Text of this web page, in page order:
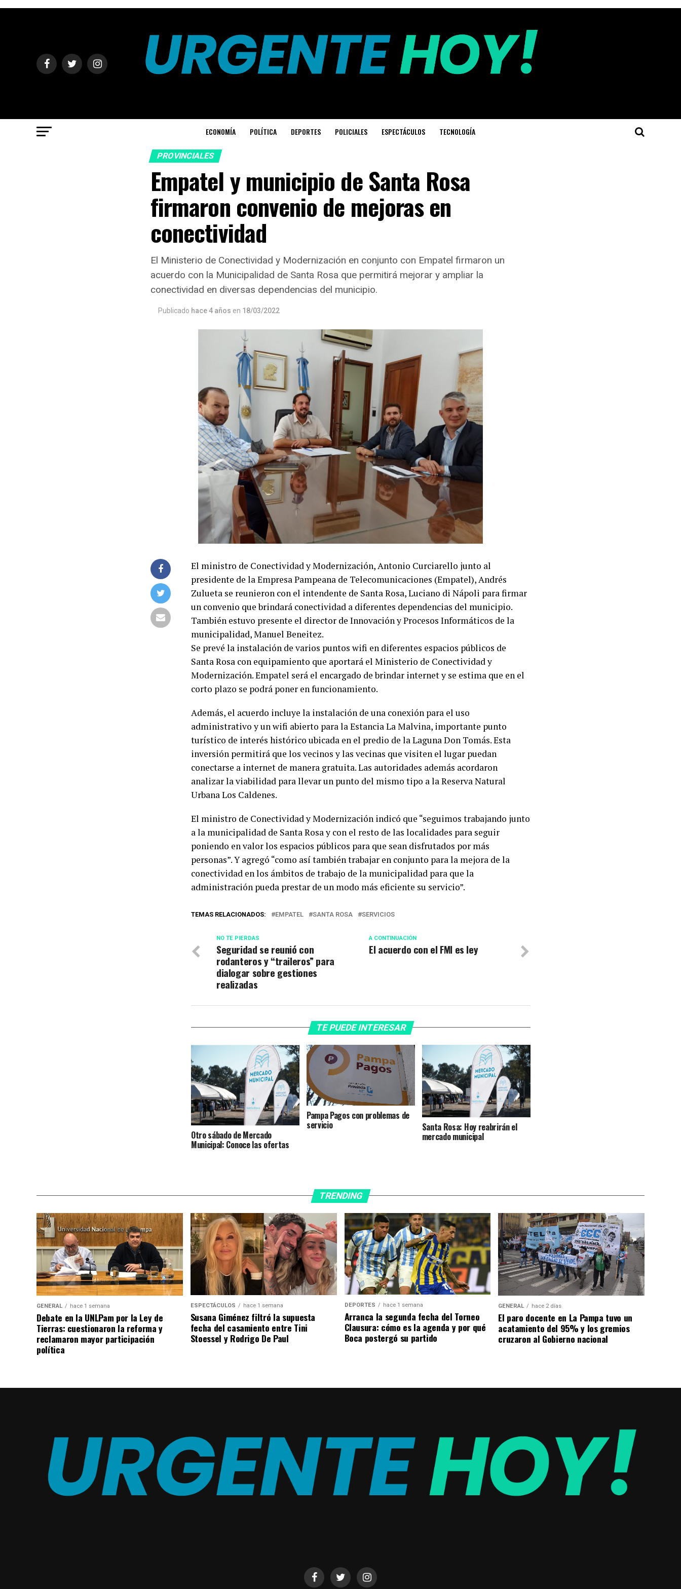
ECONOMÍA POLÍTICA DEPORTES POLICIALES ESPECTÁCULOS TECNOLOGÍA
PROVINCIALES
Empatel y municipio de Santa Rosa
firmaron convenio de mejoras en
conectividad
El Ministerio de Conectividad y Modernización en conjunto con Empatel firmaron un
acuerdo con la Municipalidad de Santa Rosa que permitirá mejorar y ampliar la
conectividad en diversas dependencias del municipio.
Publicado hace 4 años en 18/03/2022
El ministro de Conectividad y Modernización, Antonio Curciarello junto al
presidente de la Empresa Pampeana de Telecomunicaciones (Empatel), Andrés
Zulueta se reunieron con el intendente de Santa Rosa, Luciano di Nápoli para firmar
un convenio que brindará conectividad a diferentes dependencias del municipio.
También estuvo presente el director de Innovación y Procesos Informáticos de la
municipalidad, Manuel Beneitez.
Se prevé la instalación de varios puntos wifi en diferentes espacios públicos de
Santa Rosa con equipamiento que aportará el Ministerio de Conectividad y
Modernización. Empatel será el encargado de brindar internet y se estima que en el
corto plazo se podrá poner en funcionamiento.
Además, el acuerdo incluye la instalación de una conexión para el uso
administrativo y un wifi abierto para la Estancia La Malvina, importante punto
turístico de interés histórico ubicada en el predio de la Laguna Don Tomás. Esta
inversión permitirá que los vecinos y las vecinas que visiten el lugar puedan
conectarse a internet de manera gratuita. Las autoridades además acordaron
analizar la viabilidad para llevar un punto del mismo tipo a la Reserva Natural
Urbana Los Caldenes.
El ministro de Conectividad y Modernización indicó que “seguimos trabajando junto
a la municipalidad de Santa Rosa y con el resto de las localidades para seguir
poniendo en valor los espacios públicos para que sean disfrutados por más
personas”. Y agregó “como así también trabajar en conjunto para la mejora de la
conectividad en los ámbitos de trabajo de la municipalidad para que la
administración pueda prestar de un modo más eficiente su servicio”.
TEMAS RELACIONADOS: EMPATEL SANTA ROSA SERVICIOS
A CONTINUACIÓN
El acuerdo con el FMI es ley
NO TE PIERDAS
Seguridad se reunió con
rodanteros y “traileros” para
dialogar sobre gestiones
realizadas
TE PUEDE INTERESAR
Otro sábado de Mercado
Municipal: Conoce las ofertas
Pampa Pagos con problemas de
servicio Santa Rosa: Hoy reabrirán el
mercado municipal
TRENDING
GENERAL hace 1 semana
Debate en la UNLPam por la Ley de
Tierras: cuestionaron la reforma y
reclamaron mayor participación
política
ESPECTÁCULOS hace 1 semana
Susana Giménez filtró la supuesta
fecha del casamiento entre Tini
Stoessel y Rodrigo De Paul
DEPORTES hace 1 semana
Arranca la segunda fecha del Torneo
Clausura: cómo es la agenda y por qué
Boca postergó su partido
GENERAL hace 2 días
El paro docente en La Pampa tuvo un
acatamiento del 95% y los gremios
cruzaron al Gobierno nacional